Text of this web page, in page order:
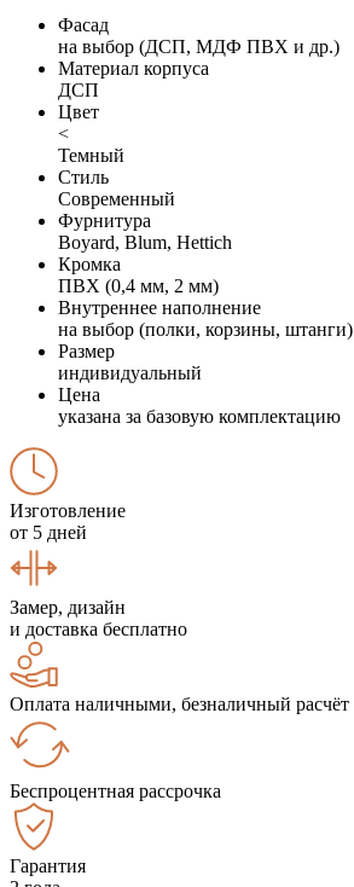
Фасад
на выбор (ДСП, МДФ ПВХ и др.)
Материал корпуса
ДСП
Цвет
<
Темный
Стиль
Современный
Фурнитура
Boyard, Blum, Hettich
Кромка
ПВХ (0,4 мм, 2 мм)
Внутреннее наполнение
на выбор (полки, корзины, штанги)
Размер
индивидуальный
Цена
указана за базовую комплектацию
Изготовление
от 5 дней
Замер, дизайн
и доставка бесплатно
Оплата наличными, безналичный расчёт
Беспроцентная рассрочка
Гарантия